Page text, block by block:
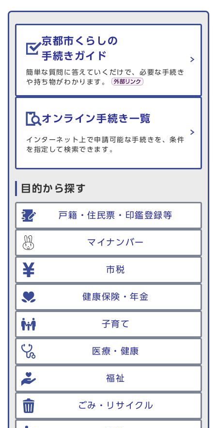
生活情報を探す
京都市くらしの
手続きガイド
簡単な質問に答えていくだけで、必要な手続き
や持ち物がわかります。
オンライン手続き一覧
インターネット上で申請可能な手続きを、条件
を指定して検索できます。
目的から探す
戸籍・住民票・印鑑登録等
マイナンバー
市税
健康保険・年金
子育て
医療・健康
福祉
ごみ・リサイクル